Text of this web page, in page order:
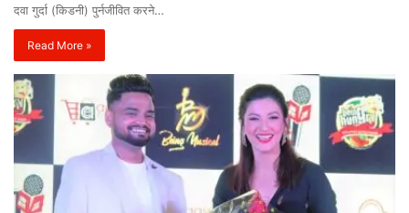
दवा गुर्दा (किडनी) पुर्नजीवित करने…
Read More »